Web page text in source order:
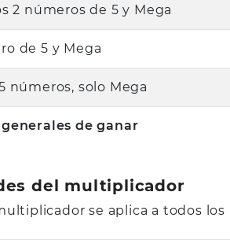
2 números de 5 y Mega
de 5 y Mega
números, solo Mega
de ganar
del multiplicador
se aplica a todos